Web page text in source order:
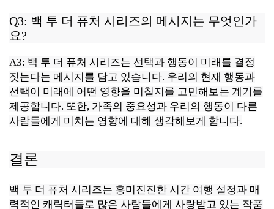
Q3: 백 투 더 퓨처 시리즈의 메시지는 무엇인가
요?
A3: 백 투 더 퓨처 시리즈는 선택과 행동이 미래를 결정
짓는다는 메시지를 담고 있습니다. 우리의 현재 행동과
선택이 미래에 어떤 영향을 미칠지를 고민해보는 계기를
제공합니다. 또한, 가족의 중요성과 우리의 행동이 다른
사람들에게 미치는 영향에 대해 생각해보게 합니다.
결론
백 투 더 퓨처 시리즈는 흥미진진한 시간 여행 설정과 매
력적인 캐릭터들로 많은 사람들에게 사랑받고 있는 작품